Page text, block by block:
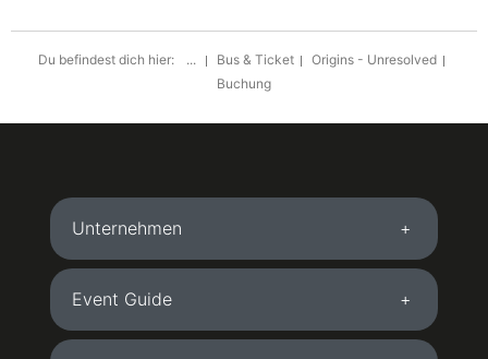
Du befindest dich hier: ... Bus & Ticket
Origins - Unresolved
Buchung
Unternehmen
Event Guide